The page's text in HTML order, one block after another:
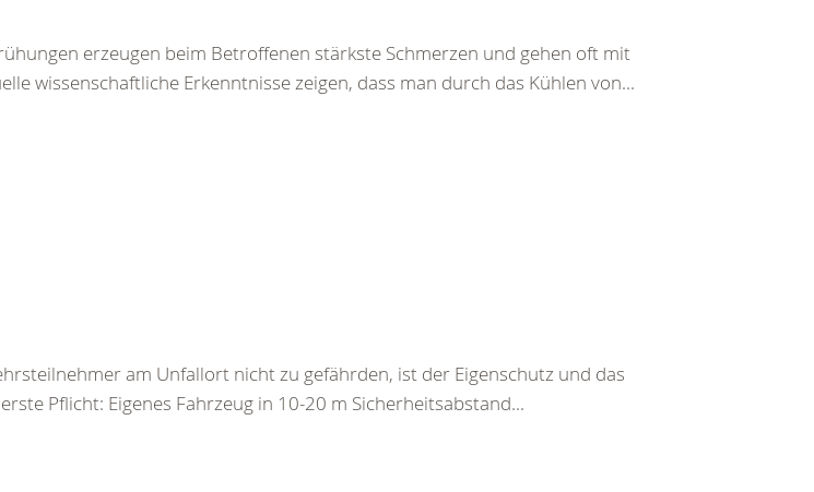
erzeugen beim Betroffenen stärkste Schmerzen und gehen oft mit
wissenschaftliche Erkenntnisse zeigen, dass man durch das Kühlen von...
am Unfallort nicht zu gefährden, ist der Eigenschutz und das
Pflicht: Eigenes Fahrzeug in 10-20 m Sicherheitsabstand...